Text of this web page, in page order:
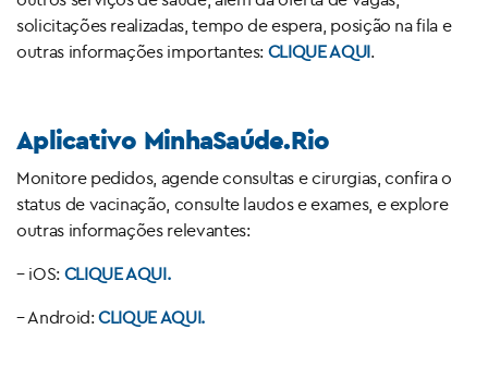
solicitações realizadas, tempo de espera, posição na fila e
outras informações importantes: CLIQUE AQUI.
Aplicativo MinhaSaúde.Rio
Monitore pedidos, agende consultas e cirurgias, confira o
status de vacinação, consulte laudos e exames, e explore
outras informações relevantes:
– iOS: CLIQUE AQUI.
– Android:CLIQUE AQUI.